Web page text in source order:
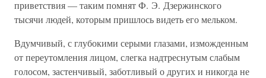
приветствия — таким помнят Ф. Э. Дзержинского
тысячи людей, которым пришлось видеть его мельком.
Вдумчивый, с глубокими серыми глазами, изможденным
от переутомления лицом, слегка надтреснутым слабым
голосом, застенчивый, заботливый о других и никогда не